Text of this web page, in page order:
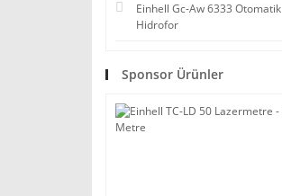
Einhell Gc-Aw 6333 Otomatik
Hidrofor
Sponsor Ürünler